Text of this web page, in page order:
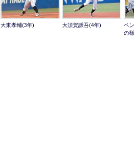
大東孝輔(3年) 大須賀謙吾(4年)
ベ
の